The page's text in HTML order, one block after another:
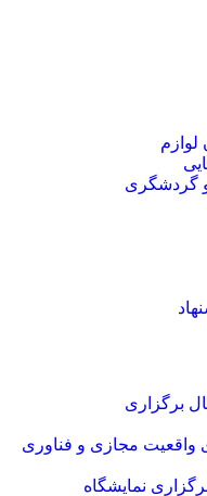
لوازم
گردشگری
برگزاری
واقعیت مجازی و فناوری
نمایشگاه